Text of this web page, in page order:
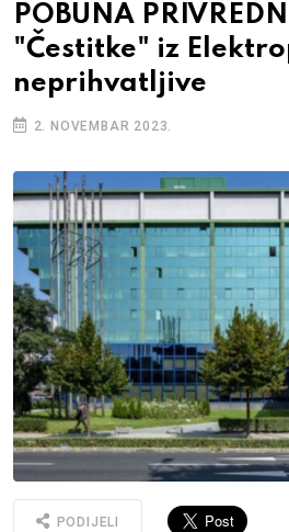
POBUNA
"Čestitke" iz
neprihvatljive
2. NOVEMBAR 2023.
PODIJELI